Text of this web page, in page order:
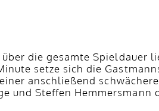
die gesamte Spieldauer
setze sich die
anschließend
und Steffen Hemmersmann